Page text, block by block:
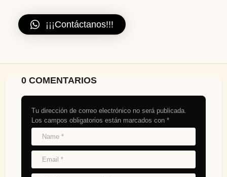
¡¡¡Contáctanos!!!
0 COMENTARIOS
Tu dirección de correo electrónico no será publicada.
Los campos obligatorios están marcados con *